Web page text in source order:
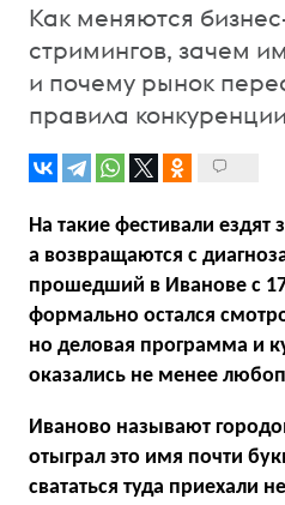
Как меняются
стримингов, зачем
и почему рынок
правила конкуренции
На такие фестивали
а возвращаются с
прошедший в Иванове с
формально остался
но деловая программа и
оказались не менее
Иваново называют
отыграл это имя почти
свататься туда приехали